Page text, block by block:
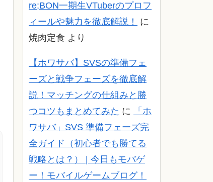
re;BON一期生VTuberのプロフ
ィールや魅力を徹底解説！
に
焼肉定食 より
【ホワサバ】SVSの準備フェ
ーズと戦争フェーズを徹底解
説！マッチングの仕組みと勝
つコツもまとめてみた に
「ホ
ワサバ」SVS 準備フェーズ完
全ガイド（初心者でも勝てる
戦略とは？） | 今日もモバゲ
ー！モバイルゲームブログ！